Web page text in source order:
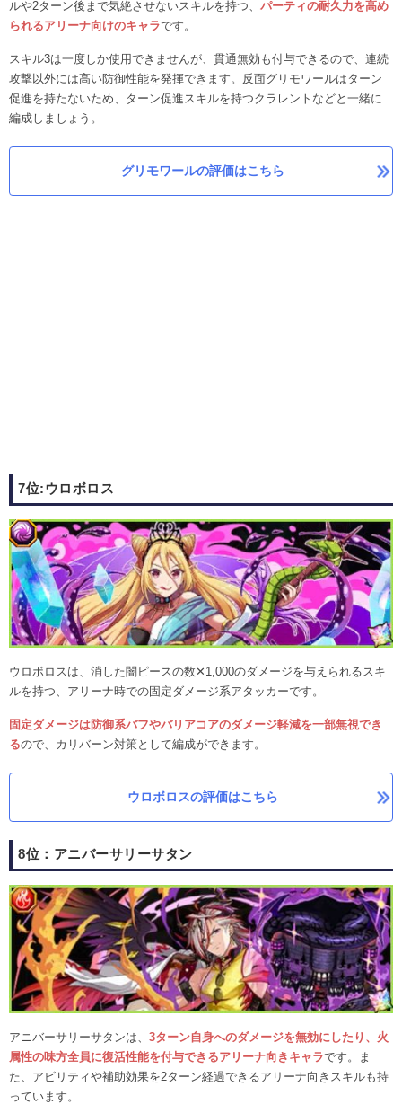
ルや2ターン後まで気絶させないスキルを持つ、 パーティの耐久力を高め
られるアリーナ向けのキャラです。
スキル3は一度しか使用できませんが、貫通無効も付与できるので、連続
攻撃以外には高い防御性能を発揮できます。反面グリモワールはターン
促進を持たないため、ターン促進スキルを持つクラレントなどと一緒に
編成しましょう。
グリモワールの評価はこちら
7位:ウロボロス
ウロボロスは、消した闇ピースの数✕1,000のダメージを与えられるスキ
ルを持つ、アリーナ時での固定ダメージ系アタッカーです。
固定ダメージは防御系バフやバリアコアのダメージ軽減を一部無視でき
るので、カリバーン対策として編成ができます。
ウロボロスの評価はこちら
8位：アニバーサリーサタン
アニバーサリーサタンは、 3ターン自身へのダメージを無効にしたり、火
属性の味方全員に復活性能を付与できるアリーナ向きキャラです。ま
た、アビリティや補助効果を2ターン経過できるアリーナ向きスキルも持
っています。